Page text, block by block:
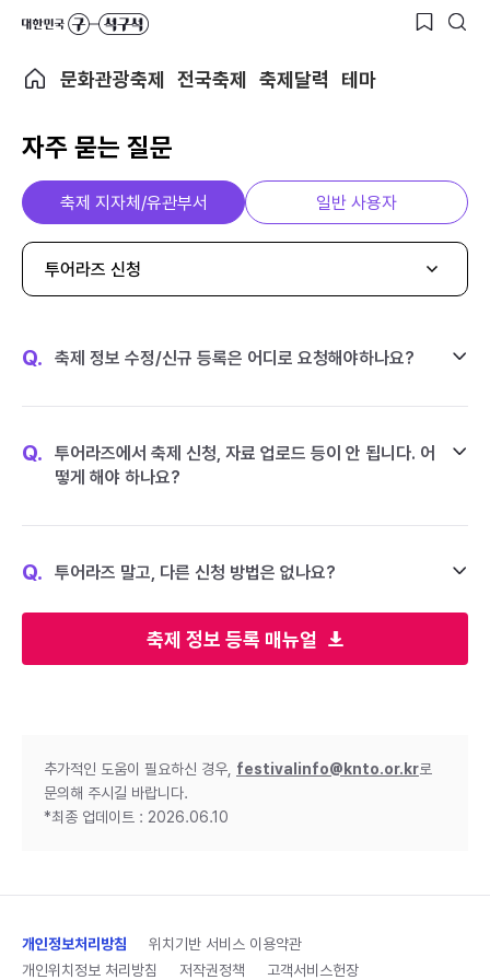
문화관광축제 전국축제 축제달력 테마
자주 묻는 질문
축제 정보 등록 매뉴얼
축제 지자체/유관부서 일반 사용자
투어라즈 신청
Q. 축제 정보 수정/신규 등록은 어디로 요청해야하나요?
Q.
투어라즈에서 축제 신청, 자료 업로드 등이 안 됩니다. 어
떻게 해야 하나요?
Q. 투어라즈 말고, 다른 신청 방법은 없나요?
추가적인 도움이 필요하신 경우, festivalinfo@knto.or.kr로
문의해 주시길 바랍니다.
*최종 업데이트 : 2026.06.10
개인정보처리방침
위치기반 서비스 이용약관
개인위치정보 처리방침
저작권정책 고객서비스헌장